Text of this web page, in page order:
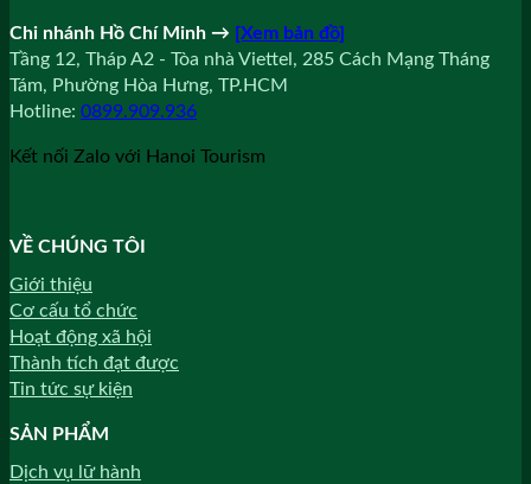
Chi nhánh Hồ Chí Minh → [Xem bản đồ]
Tầng 12, Tháp A2 - Tòa nhà Viettel, 285 Cách Mạng Tháng
Tám, Phường Hòa Hưng, TP.HCM
Hotline: 0899.909.936
Kết nối Zalo với Hanoi Tourism
VỀ CHÚNG TÔI
Giới thiệu
Cơ cấu tổ chức
Hoạt động xã hội
Thành tích đạt được
Tin tức sự kiện
SẢN PHẨM
Dịch vụ lữ hành